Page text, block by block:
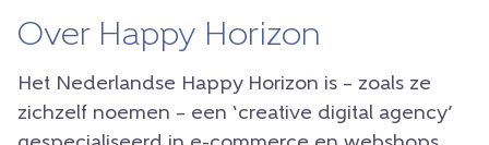
Over Happy Horizon
Het Nederlandse Happy Horizon is – zoals ze
zichzelf noemen – een ‘creative digital agency’